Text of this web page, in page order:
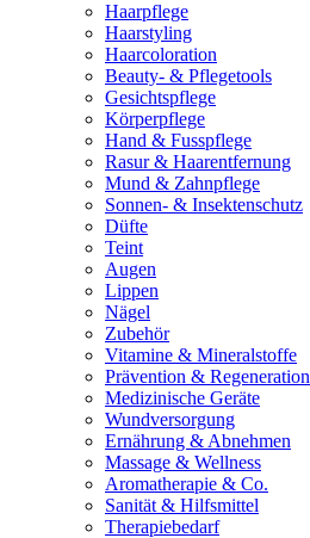
Haarpflege
Haarstyling
Haarcoloration
Beauty- & Pflegetools
Gesichtspflege
Körperpflege
Hand & Fusspflege
Rasur & Haarentfernung
Mund & Zahnpflege
Sonnen- & Insektenschutz
Düfte
Teint
Augen
Lippen
Nägel
Zubehör
Vitamine & Mineralstoffe
Prävention & Regeneration
Medizinische Geräte
Wundversorgung
Ernährung & Abnehmen
Massage & Wellness
Aromatherapie & Co.
Sanität & Hilfsmittel
Therapiebedarf